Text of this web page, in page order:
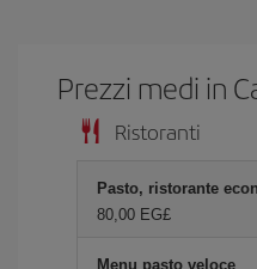
Prezzi medi in
Ristoranti
Pasto, ristorante
80,00 EG£
Menu pasto veloce